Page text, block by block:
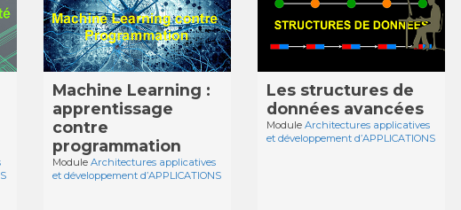
Machine Learning :
apprentissage
contre
programmation
Module Architectures applicatives
et développement d’APPLICATIONS
Les structures de
données avancées
Module Architectures applicatives
et développement d’APPLICATIONS